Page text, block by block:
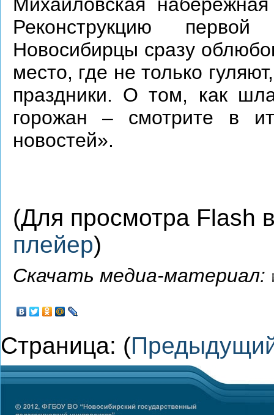
Реконструкцию
Новосибирцы сразу
место, где не только
праздники. О том, как
горожан – смотрите в
новостей».
(Для просмотра Flash
плейер)
Скачать медиа-материал:
Страница: (